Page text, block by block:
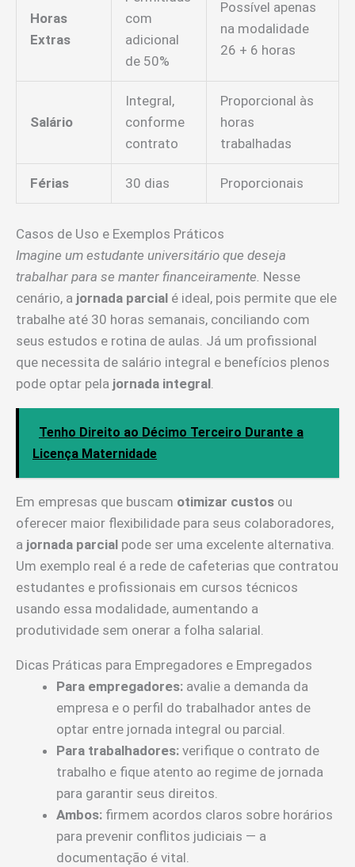
Horas
Extras
com
adicional
de 50%
Possível apenas
na modalidade
26 + 6 horas
Salário
Integral,
conforme
contrato
Proporcional às
horas
trabalhadas
Férias 30 dias Proporcionais
Casos de Uso e Exemplos Práticos
Imagine um estudante universitário que deseja
trabalhar para se manter financeiramente. Nesse
cenário, a jornada parcial é ideal, pois permite que ele
trabalhe até 30 horas semanais, conciliando com
seus estudos e rotina de aulas. Já um profissional
que necessita de salário integral e benefícios plenos
pode optar pela jornada integral.
Tenho Direito ao Décimo Terceiro Durante a
Licença Maternidade
Em empresas que buscam otimizar custos ou
oferecer maior flexibilidade para seus colaboradores,
a jornada parcial pode ser uma excelente alternativa.
Um exemplo real é a rede de cafeterias que contratou
estudantes e profissionais em cursos técnicos
usando essa modalidade, aumentando a
produtividade sem onerar a folha salarial.
Dicas Práticas para Empregadores e Empregados
Para empregadores: avalie a demanda da
empresa e o perfil do trabalhador antes de
optar entre jornada integral ou parcial.
Para trabalhadores: verifique o contrato de
trabalho e fique atento ao regime de jornada
para garantir seus direitos.
Ambos: firmem acordos claros sobre horários
para prevenir conflitos judiciais — a
documentação é vital.